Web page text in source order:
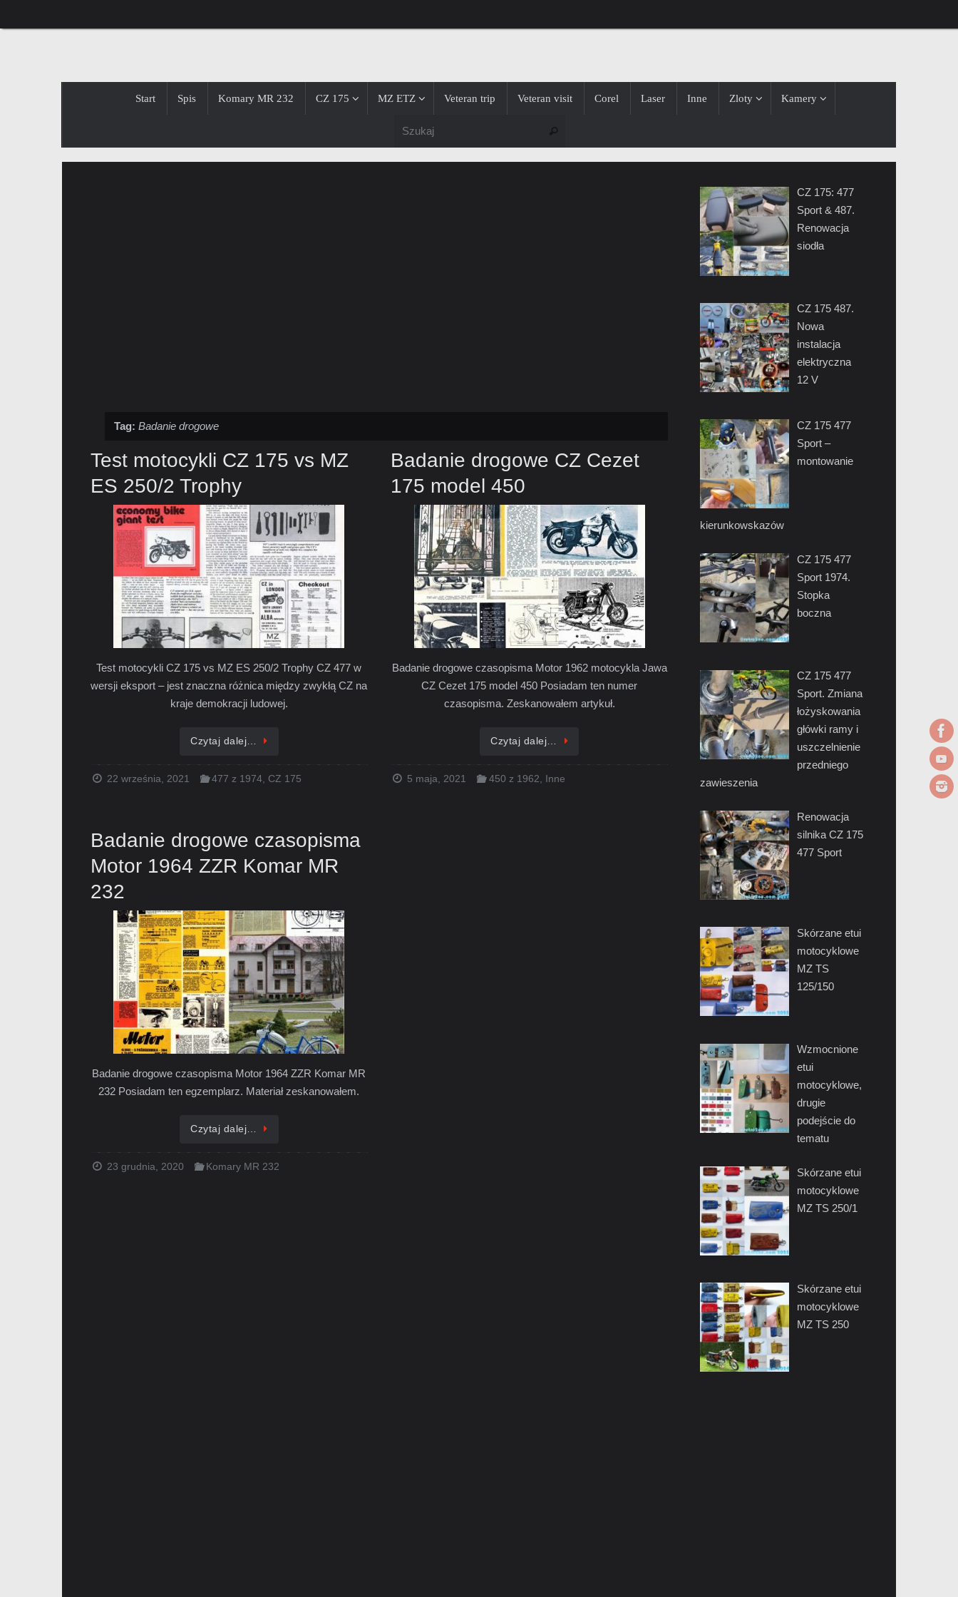
do
Start Spis Komary MR 232 CZ 175 MZ ETZ Veteran trip Veteran visit Corel Laser Inne Zloty Kamery
Tag: Badanie drogowe
Test motocykli CZ 175 vs MZ
ES 250/2 Trophy
Test motocykli CZ 175 vs MZ ES 250/2 Trophy CZ 477 w
wersji eksport – jest znaczna różnica między zwykłą CZ na
kraje demokracji ludowej.
Czytaj dalej…
22 września, 2021 477 z 1974 CZ 175
Badanie drogowe CZ Cezet
175 model 450
Badanie drogowe czasopisma Motor 1962 motocykla Jawa
CZ Cezet 175 model 450 Posiadam ten numer
czasopisma. Zeskanowałem artykuł.
Czytaj dalej…
5 maja, 2021 450 z 1962 Inne
Badanie drogowe czasopisma
Motor 1964 ZZR Komar MR
232
Badanie drogowe czasopisma Motor 1964 ZZR Komar MR
232 Posiadam ten egzemplarz. Materiał zeskanowałem.
Czytaj dalej…
23 grudnia, 2020 Komary MR 232
CZ 175: 477
Sport & 487.
Renowacja
siodła
CZ 175 487.
Nowa
instalacja
elektryczna
12 V
CZ 175 477
Sport –
montowanie
kierunkowskazów
CZ 175 477
Sport 1974.
Stopka
boczna
CZ 175 477
Sport. Zmiana
łożyskowania
główki ramy i
uszczelnienie
przedniego
zawieszenia
Renowacja
silnika CZ 175
477 Sport
Skórzane etui
motocyklowe
MZ TS
125/150
Wzmocnione
etui
motocyklowe,
drugie
podejście do
tematu
Skórzane etui
motocyklowe
MZ TS 250/1
Skórzane etui
motocyklowe
MZ TS 250